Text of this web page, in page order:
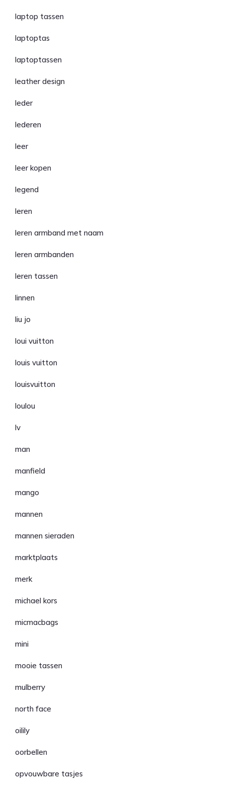
laptop tassen
laptoptas
laptoptassen
leather design
leder
lederen
leer
leer kopen
legend
leren
leren armband met naam
leren armbanden
leren tassen
linnen
liu jo
loui vuitton
louis vuitton
louisvuitton
loulou
lv
man
manfield
mango
mannen
mannen sieraden
marktplaats
merk
michael kors
micmacbags
mini
mooie tassen
mulberry
north face
oilily
oorbellen
opvouwbare tasjes